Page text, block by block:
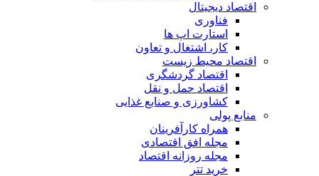
اقتصاد دیجیتال
فناوری
استارت اپ ها
کار، اشتغال و تعاون
اقتصاد محیط زیست
اقتصاد گردشگری
اقتصاد حمل و نقل
کشاورزی و صنایع غذایی
منابع پولی
همراه کارآفرینان
مجله افق اقتصادی
مجله روزانه اقتصاد
خرید تتر